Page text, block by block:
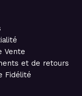
Vente
et de retours
Fidélité